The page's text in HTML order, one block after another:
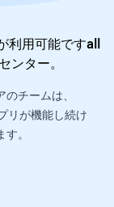
用可能ですall
ンター。
チームは、
リが機能し続け
。